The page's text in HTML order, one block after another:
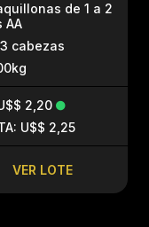
de 1 a 2
AA
cabezas
2,20
U$$ 2,25
VER LOTE